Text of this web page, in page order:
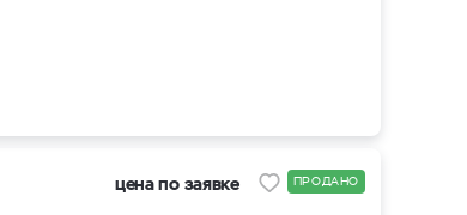
цена по заявке ПРОДАНО